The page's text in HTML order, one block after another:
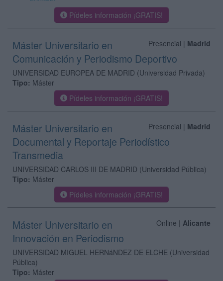
Pídeles información ¡GRATIS!
Presencial | Madrid
Máster Universitario en
Comunicación y Periodismo Deportivo
UNIVERSIDAD EUROPEA DE MADRID (Universidad Privada)
Tipo: Máster
Pídeles información ¡GRATIS!
Presencial | Madrid
Máster Universitario en
Documental y Reportaje Periodístico
Transmedia
UNIVERSIDAD CARLOS III DE MADRID (Universidad Pública)
Tipo: Máster
Pídeles información ¡GRATIS!
Online | Alicante
Máster Universitario en
Innovación en Periodismo
UNIVERSIDAD MIGUEL HERNáNDEZ DE ELCHE (Universidad
Pública)
Tipo: Máster